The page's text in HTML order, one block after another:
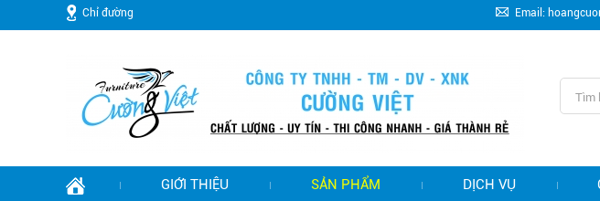
Chỉ đường Email:
GIỚI THIỆU SẢN PHẨM DỊCH VỤ